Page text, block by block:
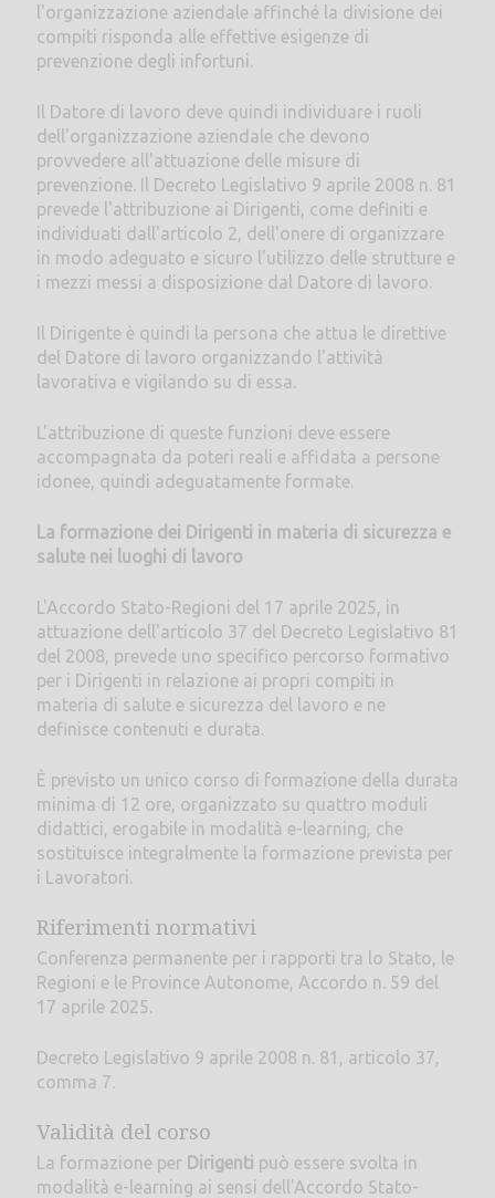
l'organizzazione aziendale affinché la divisione dei
compiti risponda alle effettive esigenze di
prevenzione degli infortuni.
Il Datore di lavoro deve quindi individuare i ruoli
dell'organizzazione aziendale che devono
provvedere all'attuazione delle misure di
prevenzione. Il Decreto Legislativo 9 aprile 2008 n. 81
prevede l'attribuzione ai Dirigenti, come definiti e
individuati dall'articolo 2, dell'onere di organizzare
in modo adeguato e sicuro l'utilizzo delle strutture e
i mezzi messi a disposizione dal Datore di lavoro.
Il Dirigente è quindi la persona che attua le direttive
del Datore di lavoro organizzando l'attività
lavorativa e vigilando su di essa.
L'attribuzione di queste funzioni deve essere
accompagnata da poteri reali e affidata a persone
idonee, quindi adeguatamente formate.
La formazione dei Dirigenti in materia di sicurezza e
salute nei luoghi di lavoro
L'Accordo Stato-Regioni del 17 aprile 2025, in
attuazione dell'articolo 37 del Decreto Legislativo 81
del 2008, prevede uno specifico percorso formativo
per i Dirigenti in relazione ai propri compiti in
materia di salute e sicurezza del lavoro e ne
definisce contenuti e durata.
È previsto un unico corso di formazione della durata
minima di 12 ore, organizzato su quattro moduli
didattici, erogabile in modalità e-learning, che
sostituisce integralmente la formazione prevista per
i Lavoratori.
Riferimenti normativi
Conferenza permanente per i rapporti tra lo Stato, le
Regioni e le Province Autonome, Accordo n. 59 del
17 aprile 2025.
Decreto Legislativo 9 aprile 2008 n. 81, articolo 37,
comma 7.
Validità del corso
La formazione per Dirigenti può essere svolta in
modalità e-learning ai sensi dell'Accordo Stato-